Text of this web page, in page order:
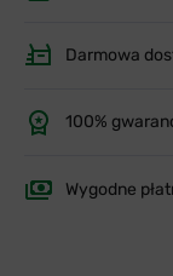
Darmowa
100%
Wygodne